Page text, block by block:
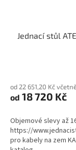
Jednací stůl
produktu
je
z
5
hvězdiček.
od 22 651,20 Kč
od 18 720 Kč
Objemové slevy až
https://
pro kabely na zem